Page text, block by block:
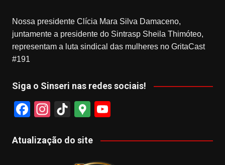
Nossa presidente Clícia Mara Silva Damaceno,
juntamente a presidente do Sintrasp Sheila Thimóteo,
representam a luta sindical das mulheres no GritaCast
#191
Siga o Sinseri nas redes sociais!
F
c
In
a
Ti
T
G
o
gl
u
Atualização do site